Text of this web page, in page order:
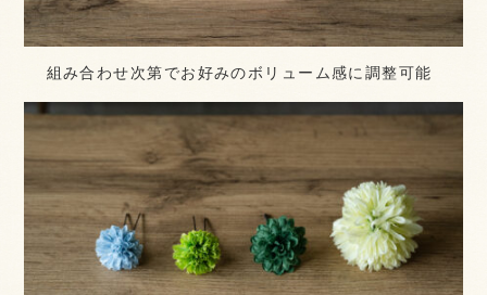
組み合わせ次第でお好みのボリューム感に調整可能